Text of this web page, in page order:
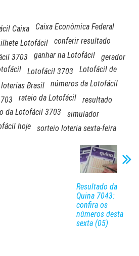
Caixa
Caixa Econômica Federal
Lotofácil
conferir resultado
3703 ganhar na Lotofácil
gerador
Lotofácil 3703
Lotofácil de
Brasil
números da Lotofácil
rateio da Lotofácil
resultado
da Lotofácil 3703
simulador
hoje sorteio loteria sexta-feira
Resultado da
Quina 7043:
confira os
números desta
sexta (05)